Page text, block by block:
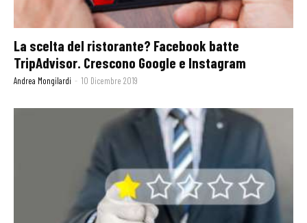
La scelta del ristorante? Facebook batte
TripAdvisor. Crescono Google e Instagram
Andrea Mongilardi - 10 Dicembre 2019